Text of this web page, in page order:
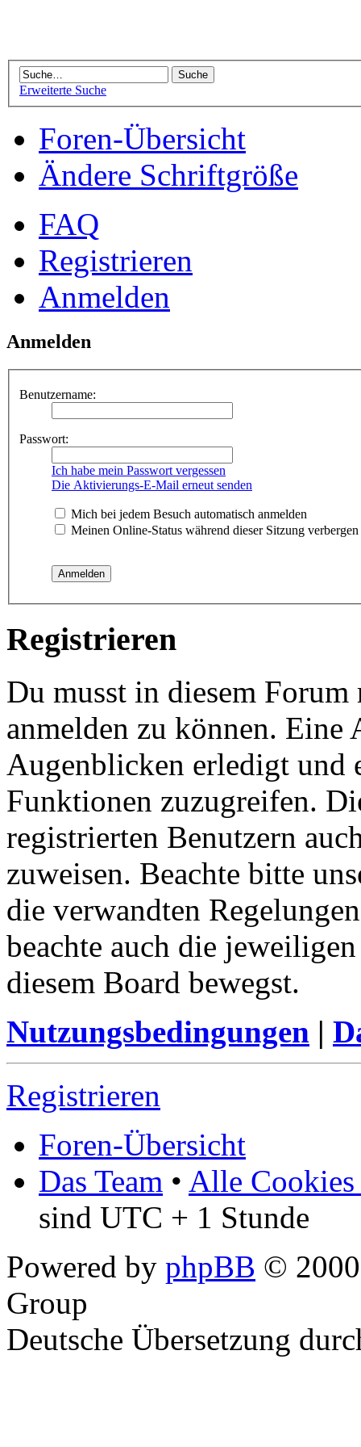
Erweiterte Suche
Foren-Übersicht
Ändere Schriftgröße
FAQ
Registrieren
Anmelden
Anmelden
Benutzername:
Passwort:
Ich habe mein Passwort vergessen
Die Aktivierungs-E-Mail erneut senden
Mich bei jedem Besuch automatisch anmelden
Meinen Online-Status während dieser Sitzung verbergen
Registrieren
Du musst in diesem
anmelden zu können.
Augenblicken erledigt und
Funktionen zuzugreifen.
registrierten Benutzern
zuweisen. Beachte bitte
die verwandten
beachte auch die
diesem Board bewegst.
Nutzungsbedingungen |
Registrieren
Foren-Übersicht
Das Team • Alle Cookies
sind UTC + 1 Stunde
Powered by phpBB ©
Group
Deutsche Übersetzung